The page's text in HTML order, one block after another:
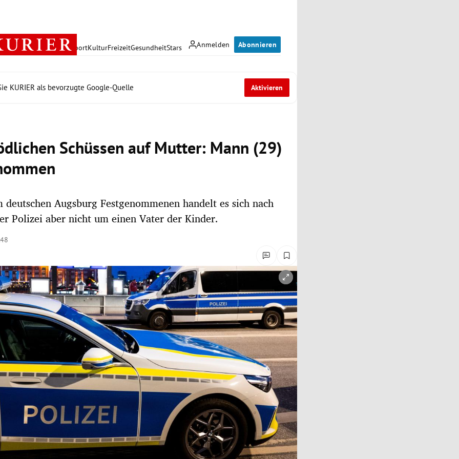
Anmelden Abonnieren
PolitikWirtschaft SportKulturFreizeitGesundheitStars
KURIER als bevorzugte Google-Quelle Aktivieren
Schüssen auf Mutter: Mann (29)
deutschen Augsburg Festgenommenen handelt es sich nach
Polizei aber nicht um einen Vater der Kinder.
öffnen/schließen